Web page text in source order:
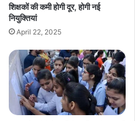
शिक्षकों की कमी होगी दूर, होगी नई
नियुक्तियां
April 22, 2025